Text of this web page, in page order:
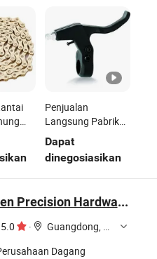
Penjualan
Langsung Pabrik
Aksesori Sepeda
Balap Gunung
Dapat
dinegosiasikan
Dongguan Jiechen Precision Hardware Manufacturing Co., Ltd.
5.0 ·
Guangdong, China
Dagang